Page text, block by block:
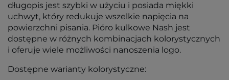
długopis jest szybki w użyciu i posiada miękki
uchwyt, który redukuje wszelkie napięcia na
powierzchni pisania. Pióro kulkowe Nash jest
dostępne w różnych kombinacjach kolorystycznych
i oferuje wiele możliwości nanoszenia logo.
Dostępne warianty kolorystyczne: